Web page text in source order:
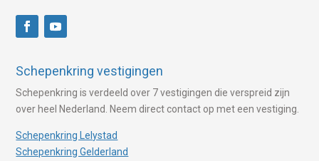
Schepenkring vestigingen
Schepenkring is verdeeld over 7 vestigingen die verspreid zijn
over heel Nederland. Neem direct contact op met een vestiging.
Schepenkring Lelystad
Schepenkring Gelderland